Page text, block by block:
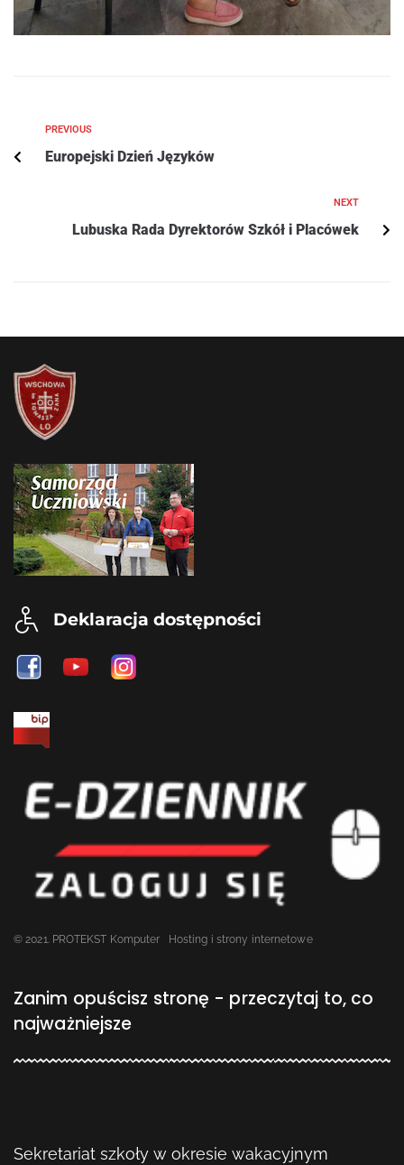
PREVIOUS
Europejski Dzień Języków
NEXT
Lubuska Rada Dyrektorów Szkół i Placówek
Deklaracja dostępności
© 2021. PROTEKST Komputer Hosting i strony internetowe
Zanim opuścisz stronę - przeczytaj to, co
najważniejsze
Sekretariat szkoły w okresie wakacyjnym